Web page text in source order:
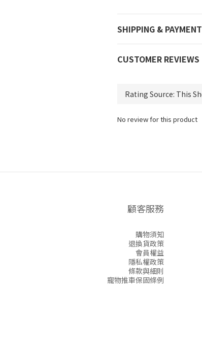
SHIPPING & PAYMENT
CUSTOMER REVIEWS
No review for this product
顧客服務
購物須知
退換貨政策
會員權益
隱私權政策
條款與細則
寵物推車保固條例